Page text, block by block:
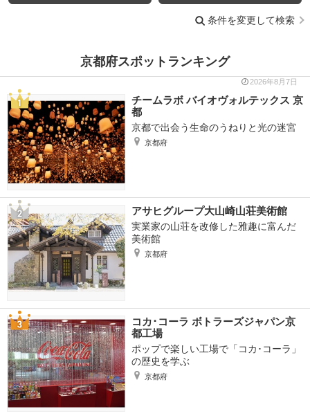
条件を変更して検索
京都府スポットランキング
2026年8月7日
チームラボ バイオヴォルテックス 京
都
京都で出会う生命のうねりと光の迷宮
京都府
アサヒグループ大山崎山荘美術館
実業家の山荘を改修した雅趣に富んだ
美術館
京都府
コカ･コーラ ボトラーズジャパン京
都工場
ポップで楽しい工場で「コカ･コーラ」
の歴史を学ぶ
京都府